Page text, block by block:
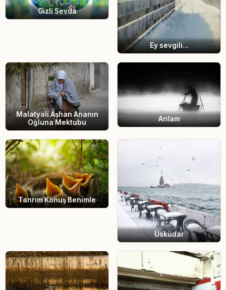
Gizli Sevda
Ey sevgili...
Malatyalı Aşhan Ananın
Oğluna Mektubu
Anlam
Tanrım Konuş Benimle
Üsküdar